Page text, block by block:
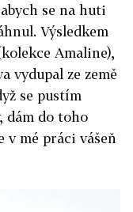
se na huti
Výsledkem
Amaline),
vydupal ze země
se pustím
dám do toho
v mé práci vášeň